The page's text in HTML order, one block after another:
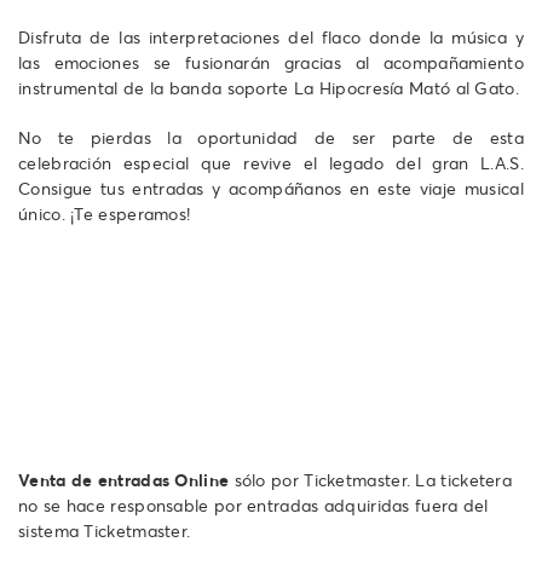
Disfruta de las interpretaciones del flaco donde la música y
las emociones se fusionarán gracias al acompañamiento
instrumental de la banda soporte La Hipocresía Mató al Gato.
No te pierdas la oportunidad de ser parte de esta
celebración especial que revive el legado del gran L.A.S.
Consigue tus entradas y acompáñanos en este viaje musical
único. ¡Te esperamos!
Venta de entradas Online sólo por Ticketmaster. La ticketera
no se hace responsable por entradas adquiridas fuera del
sistema Ticketmaster.